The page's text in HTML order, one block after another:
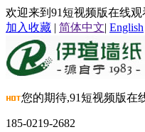
欢迎来到91短视频版在线
加入收藏 | 简体中文| English
您的期待,91短视频版在
185-0219-2682